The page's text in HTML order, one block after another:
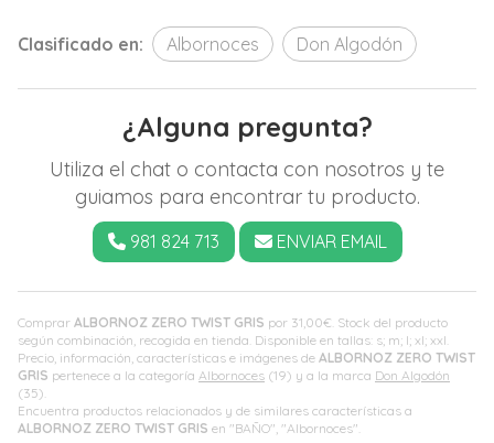
Comprar ALBORNOZ ZERO TWIST GRIS por 31,00€ . Stock del producto
según combinación, recogida en tienda. Disponible en tallas: s; m; l; xl; xxl.
Precio, información, características e imágenes de ALBORNOZ ZERO TWIST
GRIS pertenece a la categoría Albornoces (19) y a la marca Don Algodón
(35).
Encuentra productos relacionados y de similares características a
ALBORNOZ ZERO TWIST GRIS en "BAÑO", "Albornoces".
Clasificado en: Albornoces Don Algodón
¿Alguna pregunta?
Utiliza el chat o contacta con nosotros y te
guiamos para encontrar tu producto.
981 824 713 ENVIAR EMAIL